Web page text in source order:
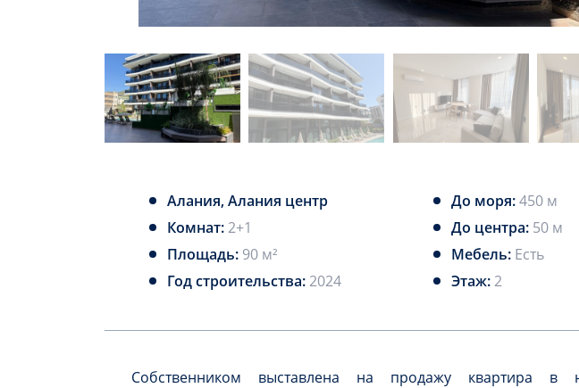
Алания, Алания центр До моря:450 м
Комнат:2+1 До центра: 50 м
Площадь: 90 м² Мебель: Есть
Год строительства:2024 Этаж:2
Собственником выставлена на продажу квартира в